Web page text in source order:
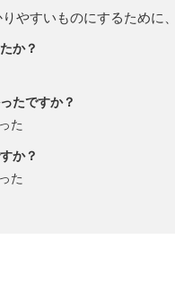
やすいものにするために
か？
たですか？
た
か？
た